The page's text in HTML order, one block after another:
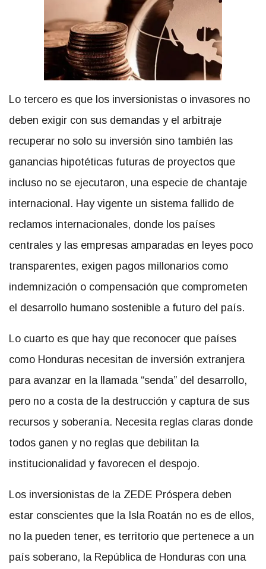
Lo tercero es que los inversionistas o invasores no
deben exigir con sus demandas y el arbitraje
recuperar no solo su inversión sino también las
ganancias hipotéticas futuras de proyectos que
incluso no se ejecutaron, una especie de chantaje
internacional. Hay vigente un sistema fallido de
reclamos internacionales, donde los países
centrales y las empresas amparadas en leyes poco
transparentes, exigen pagos millonarios como
indemnización o compensación que comprometen
el desarrollo humano sostenible a futuro del país.
Lo cuarto es que hay que reconocer que países
como Honduras necesitan de inversión extranjera
para avanzar en la llamada “senda” del desarrollo,
pero no a costa de la destrucción y captura de sus
recursos y soberanía. Necesita reglas claras donde
todos ganen y no reglas que debilitan la
institucionalidad y favorecen el despojo.
Los inversionistas de la ZEDE Próspera deben
estar conscientes que la Isla Roatán no es de ellos,
no la pueden tener, es territorio que pertenece a un
país soberano, la República de Honduras con una